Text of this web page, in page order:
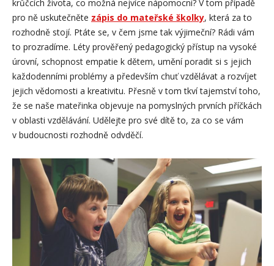
krůčcích života, co možná nejvíce nápomocni? V tom případě
pro ně uskutečněte zápis do mateřské školky, která za to
rozhodně stojí. Ptáte se, v čem jsme tak výjimeční? Rádi vám
to prozradíme. Léty prověřený pedagogický přístup na vysoké
úrovní, schopnost empatie k dětem, umění poradit si s jejich
každodenními problémy a především chuť vzdělávat a rozvíjet
jejich vědomosti a kreativitu. Přesně v tom tkví tajemství toho,
že se naše mateřinka objevuje na pomyslných prvních příčkách
v oblasti vzdělávání. Udělejte pro své dítě to, za co se vám
v budoucnosti rozhodně odvděčí.